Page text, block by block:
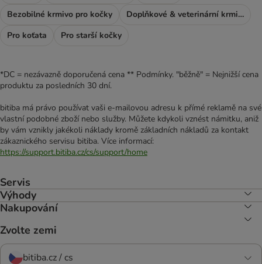
Bezobilné krmivo pro kočky
Doplňkové & veterinární krmivo
Pro koťata
Pro starší kočky
*DC = nezávazně doporučená cena ** Podmínky. "běžně" = Nejnižší cena
produktu za posledních 30 dní.
bitiba má právo používat vaši e-mailovou adresu k přímé reklamě na své
vlastní podobné zboží nebo služby. Můžete kdykoli vznést námitku, aniž
by vám vznikly jakékoli náklady kromě základních nákladů za kontakt
zákaznického servisu bitiba. Více informací:
https://support.bitiba.cz/cs/support/home
Servis
Výhody
Nakupování
Zvolte zemi
bitiba.cz / cs